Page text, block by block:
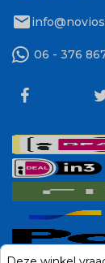
mail
06 - 376